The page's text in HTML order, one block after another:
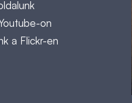
on
a Flickr-en